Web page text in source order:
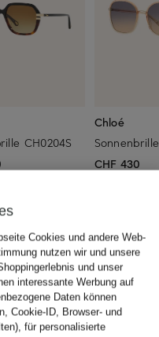
CH0204S
Chloé
CHF 430
Cookies und andere Web-
nutzen wir und unsere
und unser
interessante Werbung auf
Daten können
Cookie-ID, Browser- und
für personalisierte